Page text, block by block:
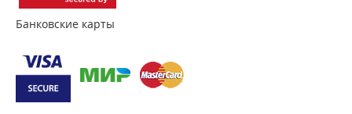
Банковские карты